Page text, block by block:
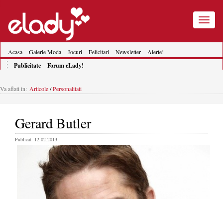
Toggle
Acasa Galerie Moda Jocuri Felicitari Newsletter Alerte!
Publicitate Forum eLady!
Va aflati in: Articole/Personalitati
Gerard Butler
Publicat: 12.02.2013